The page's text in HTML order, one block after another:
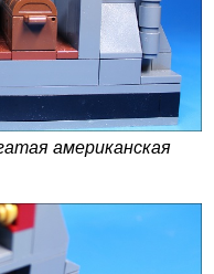
американская